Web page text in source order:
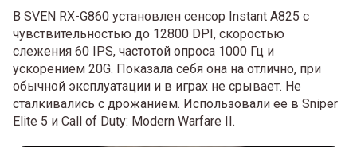
В SVEN RX-G860 установлен сенсор Instant A825 с
чувствительностью до 12800 DPI, скоростью
слежения 60 IPS, частотой опроса 1000 Гц и
ускорением 20G. Показала себя она на отлично, при
обычной эксплуатации и в играх не срывает. Не
сталкивались с дрожанием. Использовали ее в Sniper
Elite 5 и Call of Duty: Modern Warfare II.